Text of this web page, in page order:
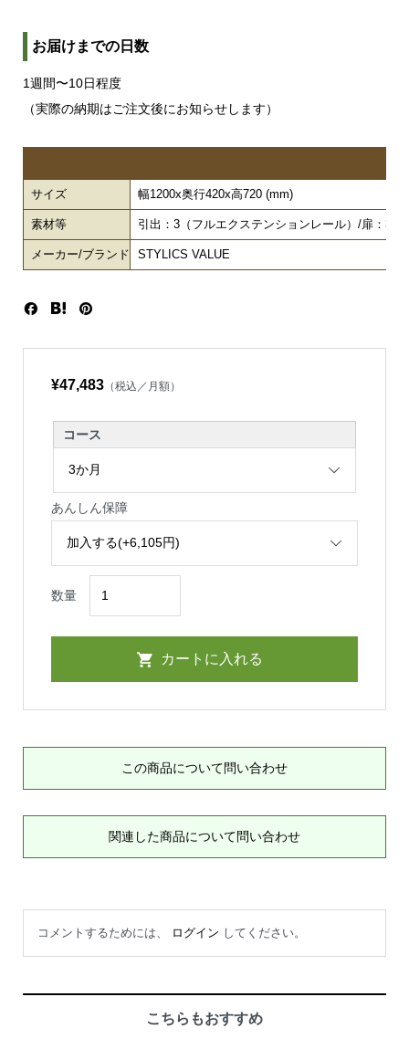
お届けまでの日数
1週間〜10日程度
（実際の納期はご注文後にお知らせします）
サイズ 幅1200x奥行420x高720 (mm)
素材等 引出：3（フルエクステンションレール）/扉：3
メーカー/ブランド STYLICS VALUE
¥47,483（税込／月額）
コース
あんしん保障
数量
この商品について問い合わせ
関連した商品について問い合わせ
コメントするためには、 ログイン してください。
こちらもおすすめ